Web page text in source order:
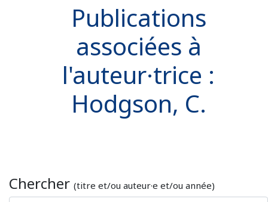
Publications
associées à
l'auteur·trice :
Hodgson, C.
Chercher (titre et/ou auteur·e et/ou année)